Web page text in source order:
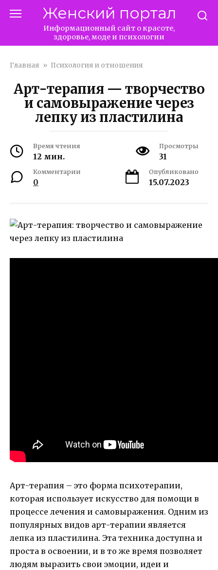
Женский портал
Информационный сайт о красоте,
здоровье, моде и психологии
Главная » Психология и отношения
Арт-терапия — творчество
и самовыражение через
лепку из пластилина
Время чтения
12 мин.
Просмотры
31
Комментарии
0
Опубликовано
15.07.2023
Арт-терапия – это форма психотерапии,
которая использует искусство для помощи в
процессе лечения и самовыражения. Одним из
популярных видов арт-терапии является
лепка из пластилина. Эта техника доступна и
проста в освоении, и в то же время позволяет
людям выразить свои эмоции, идеи и